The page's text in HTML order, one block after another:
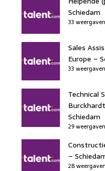
Schiedam
33 weergaven
Sales
Europe –
33 weergaven
Technical
Schiedam
29 weergaven
–
28 weergaven